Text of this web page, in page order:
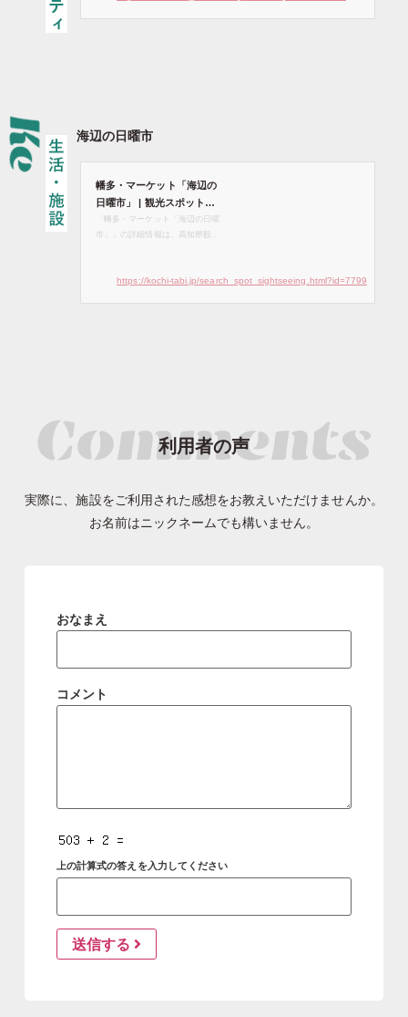
海辺の日曜市
幡多・マーケット「海辺の
日曜市」 | 観光スポット検
索 | 高知県観光情報Webサ
イト「こうち旅ネット」
「幡多・マーケット「海辺の日曜
市」」の詳細情報は、高知県観光
https://kochi-tabi.jp/search_spot_sightseeing.html?id=7799
利用者の声
実際に、施設をご利用された感想をお教えいただけませんか。
お名前はニックネームでも構いません。
おなまえ
コメント
上の計算式の答えを入力してください